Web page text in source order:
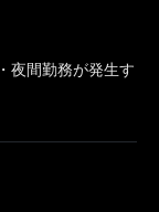
夜間勤務が発生す